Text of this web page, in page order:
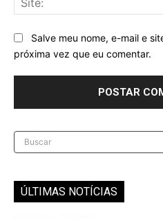
Salve meu nome, e-mail e
próxima vez que eu comentar.
Buscar
ÚLTIMAS NOTÍCIAS